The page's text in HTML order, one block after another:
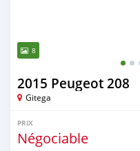
8
2015 Peugeot 208
Gitega
PRIX
Négociable